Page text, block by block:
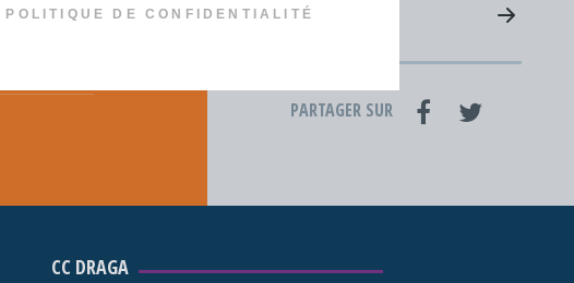
PUBLICATIONS
PARTAGER SUR
CC DRAGA
POLITIQUE DE CONFIDENTIALITÉ